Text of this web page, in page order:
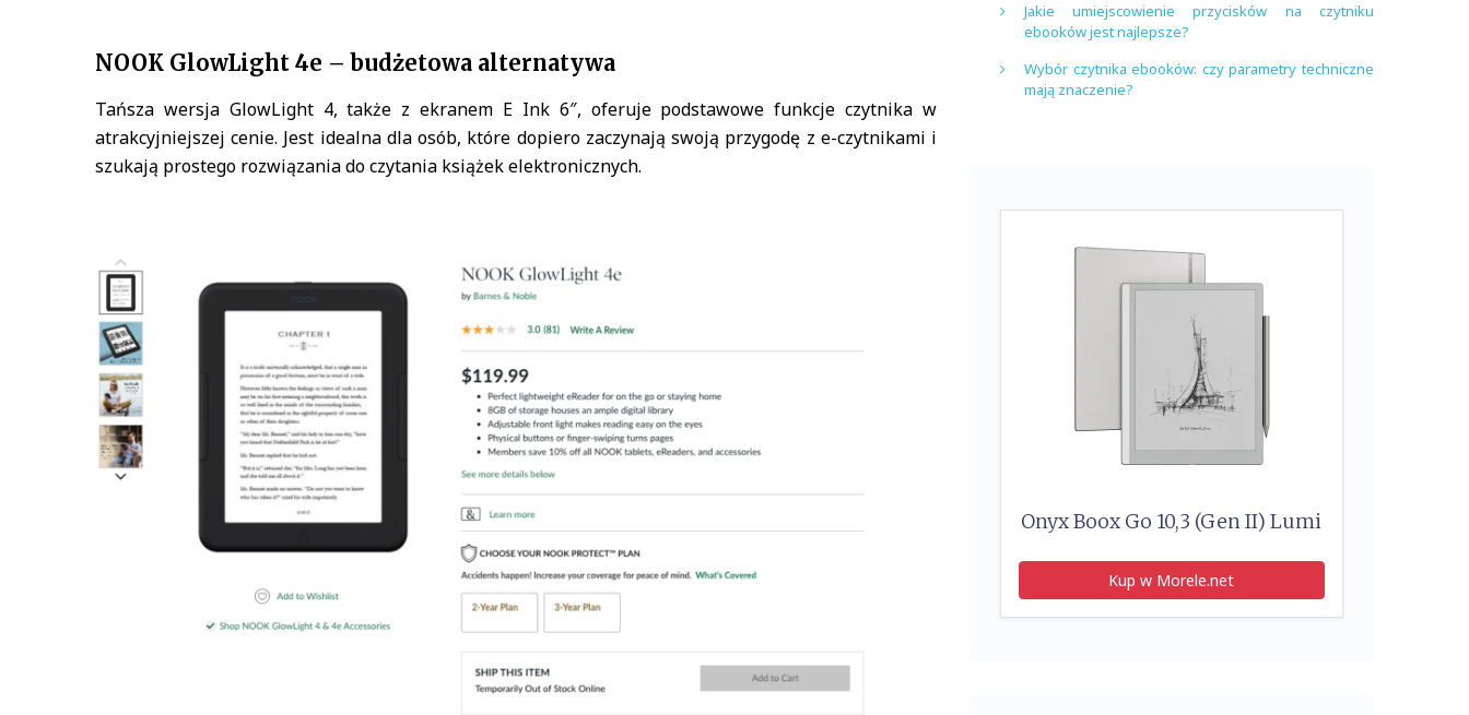
NOOK GlowLight 4e – budżetowa alternatywa
Tańsza wersja GlowLight 4, także z ekranem E Ink 6″, oferuje podstawowe funkcje czytnika w
atrakcyjniejszej cenie. Jest idealna dla osób, które dopiero zaczynają swoją przygodę z e-czytnikami i
szukają prostego rozwiązania do czytania książek elektronicznych.
Jakie umiejscowienie przycisków na czytniku
ebooków jest najlepsze?
Wybór czytnika ebooków: czy parametry techniczne
mają znaczenie?
Onyx Boox Go 10,3 (Gen II) Lumi
Kup w Morele.net